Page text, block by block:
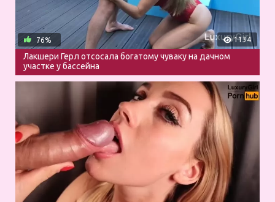
1134
76%
Лакшери Герл отсосала богатому чуваку на дачном
участке у бассейна